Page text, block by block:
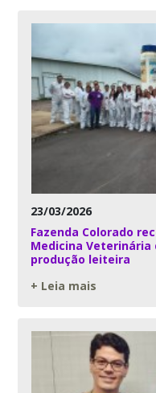
23/03/2026
Fazenda Colorado
Medicina Veterinária
produção leiteira
+ Leia mais